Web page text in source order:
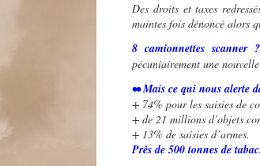
Des droits et taxes
maintes fois dénoncé alors
8 camionnettes scanner ?
pécuniairement une
•• Mais ce qui nous alerte
+ 74% pour les saisies de
+ de 21 millions d’objets
+ 13% de saisies d’armes.
Près de 500 tonnes de tabac.